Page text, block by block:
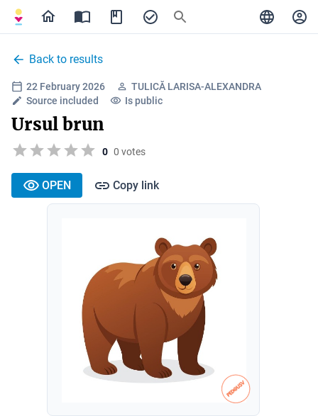
Back to results
22 February 2026
TULICĂ LARISA-ALEXANDRA
Source included
Is public
Ursul brun
0 0 votes
OPEN Copy link